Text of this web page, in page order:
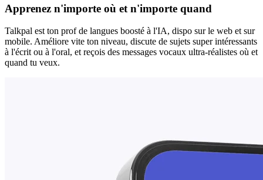
Apprenez n'importe où et n'importe quand
Talkpal est ton prof de langues boosté à l'IA, dispo sur le web et sur
mobile. Améliore vite ton niveau, discute de sujets super intéressants
à l'écrit ou à l'oral, et reçois des messages vocaux ultra-réalistes où et
quand tu veux.